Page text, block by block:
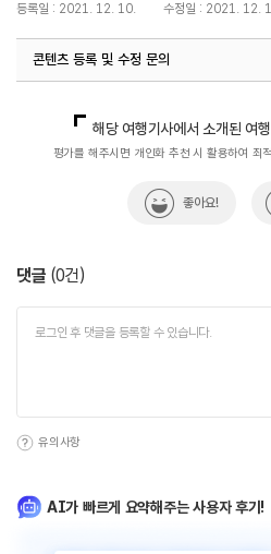
등록일 : 2021. 12. 10. 수정일 : 2021. 12.
콘텐츠 등록 및 수정 문의
해당 여행기사에서 소개된 여
평가를 해주시면 개인화 추천 시 활용하여 최
좋아요!
댓글 (0건)
유의사항
AI가 빠르게 요약해주는 사용자 후기!